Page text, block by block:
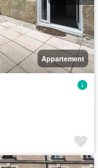
Appartement